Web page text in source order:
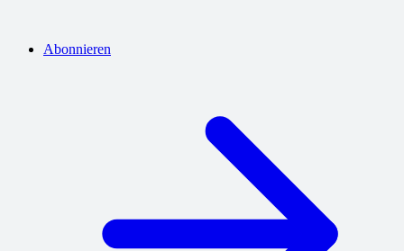
Abonnieren